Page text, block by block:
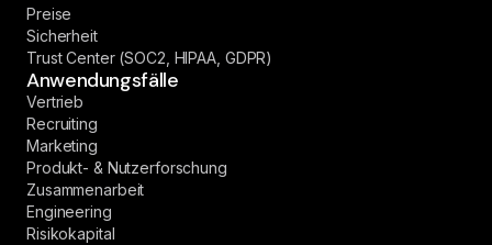
Preise
Sicherheit
Trust Center (SOC2, HIPAA, GDPR)
Anwendungsfälle
Vertrieb
Recruiting
Marketing
Produkt- & Nutzerforschung
Zusammenarbeit
Engineering
Risikokapital